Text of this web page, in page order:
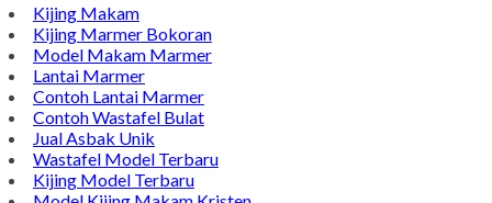
Kijing Makam
Kijing Marmer Bokoran
Model Makam Marmer
Lantai Marmer
Contoh Lantai Marmer
Contoh Wastafel Bulat
Jual Asbak Unik
Wastafel Model Terbaru
Kijing Model Terbaru